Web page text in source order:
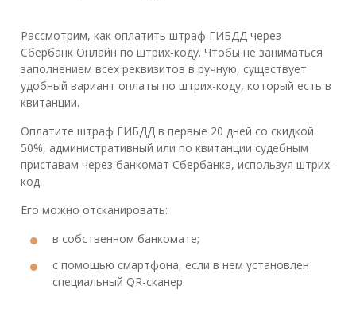
Рассмотрим, как оплатить штраф ГИБДД через
Сбербанк Онлайн по штрих-коду. Чтобы не заниматься
заполнением всех реквизитов в ручную, существует
удобный вариант оплаты по штрих-коду, который есть в
квитанции.
Оплатите штраф ГИБДД в первые 20 дней со скидкой
50%, административный или по квитанции судебным
приставам через банкомат Сбербанка, используя штрих-
код
Его можно отсканировать:
в собственном банкомате;
с помощью смартфона, если в нем установлен
специальный QR-сканер.